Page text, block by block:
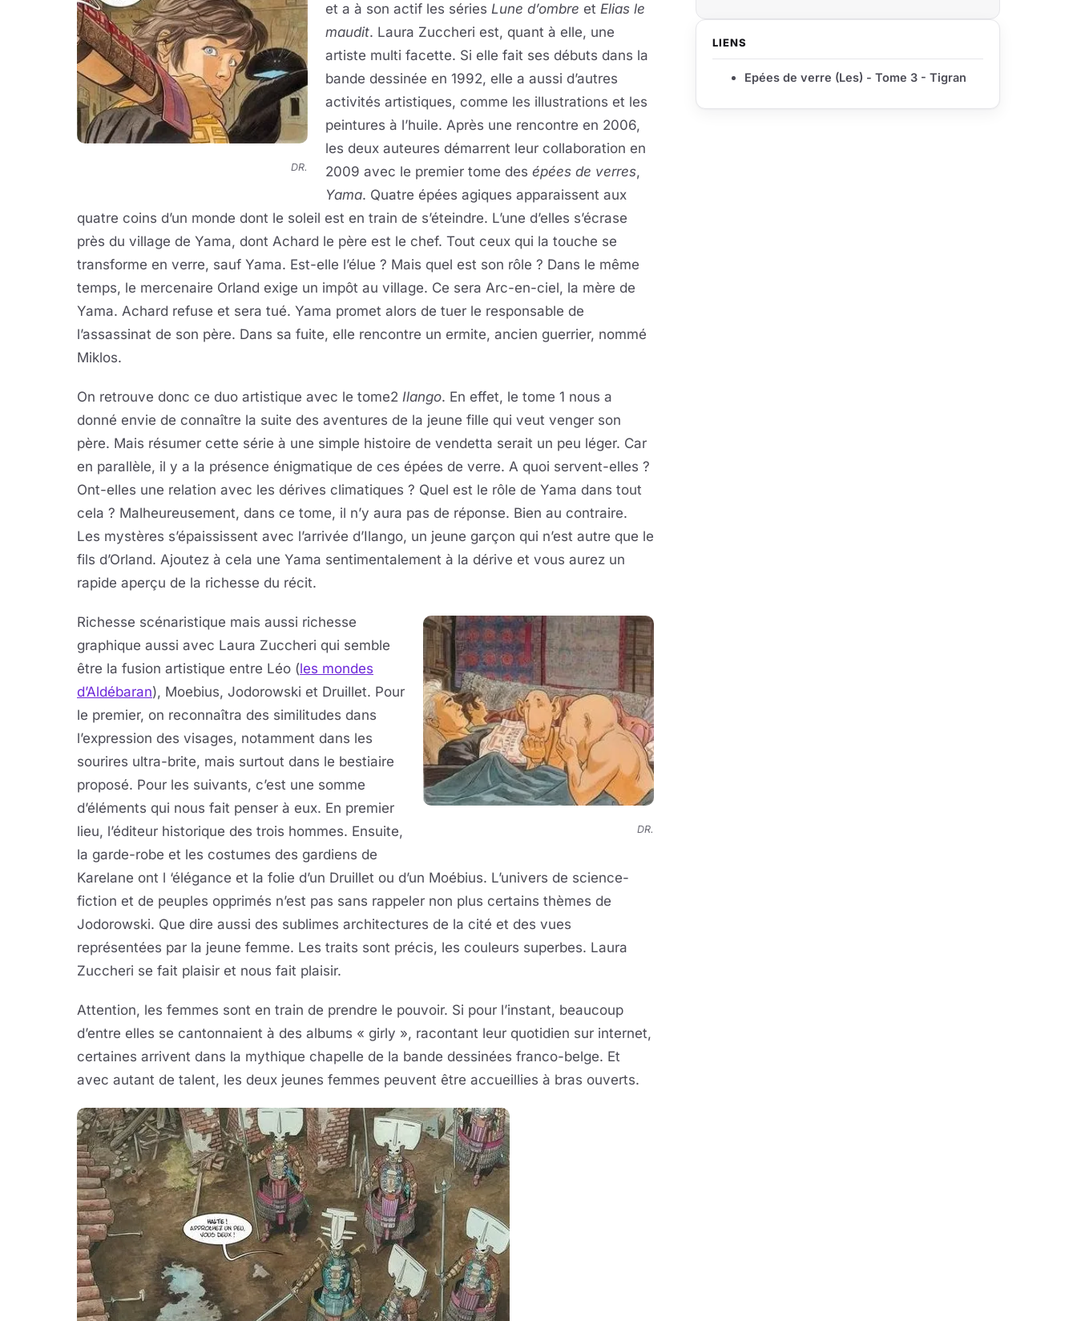
DR.
et a à son actif les séries Lune d’ombre et Elias le
maudit. Laura Zuccheri est, quant à elle, une
artiste multi facette. Si elle fait ses débuts dans la
bande dessinée en 1992, elle a aussi d’autres
activités artistiques, comme les illustrations et les
peintures à l’huile. Après une rencontre en 2006,
les deux auteures démarrent leur collaboration en
2009 avec le premier tome des épées de verres,
Yama. Quatre épées agiques apparaissent aux
quatre coins d’un monde dont le soleil est en train de s’éteindre. L’une d’elles s’écrase
près du village de Yama, dont Achard le père est le chef. Tout ceux qui la touche se
transforme en verre, sauf Yama. Est-elle l’élue ? Mais quel est son rôle ? Dans le même
temps, le mercenaire Orland exige un impôt au village. Ce sera Arc-en-ciel, la mère de
Yama. Achard refuse et sera tué. Yama promet alors de tuer le responsable de
l’assassinat de son père. Dans sa fuite, elle rencontre un ermite, ancien guerrier, nommé
Miklos.
On retrouve donc ce duo artistique avec le tome2 Ilango. En effet, le tome 1 nous a
donné envie de connaître la suite des aventures de la jeune fille qui veut venger son
père. Mais résumer cette série à une simple histoire de vendetta serait un peu léger. Car
en parallèle, il y a la présence énigmatique de ces épées de verre. A quoi servent-elles ?
Ont-elles une relation avec les dérives climatiques ? Quel est le rôle de Yama dans tout
cela ? Malheureusement, dans ce tome, il n’y aura pas de réponse. Bien au contraire.
Les mystères s’épaississent avec l’arrivée d’Ilango, un jeune garçon qui n’est autre que le
fils d’Orland. Ajoutez à cela une Yama sentimentalement à la dérive et vous aurez un
rapide aperçu de la richesse du récit.
DR.
Richesse scénaristique mais aussi richesse
graphique aussi avec Laura Zuccheri qui semble
être la fusion artistique entre Léo (les mondes
d’Aldébaran), Moebius, Jodorowski et Druillet. Pour
le premier, on reconnaîtra des similitudes dans
l’expression des visages, notamment dans les
sourires ultra-brite, mais surtout dans le bestiaire
proposé. Pour les suivants, c’est une somme
d’éléments qui nous fait penser à eux. En premier
lieu, l’éditeur historique des trois hommes. Ensuite,
la garde-robe et les costumes des gardiens de
Karelane ont l ‘élégance et la folie d’un Druillet ou d’un Moébius. L’univers de science-
fiction et de peuples opprimés n’est pas sans rappeler non plus certains thèmes de
Jodorowski. Que dire aussi des sublimes architectures de la cité et des vues
représentées par la jeune femme. Les traits sont précis, les couleurs superbes. Laura
Zuccheri se fait plaisir et nous fait plaisir.
Attention, les femmes sont en train de prendre le pouvoir. Si pour l’instant, beaucoup
d’entre elles se cantonnaient à des albums « girly », racontant leur quotidien sur internet,
certaines arrivent dans la mythique chapelle de la bande dessinées franco-belge. Et
avec autant de talent, les deux jeunes femmes peuvent être accueillies à bras ouverts.
LIENS
Epées de verre (Les) - Tome 3 - Tigran